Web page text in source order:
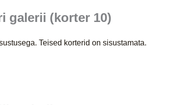
galerii (korter 10)
Teised korterid on sisustamata.